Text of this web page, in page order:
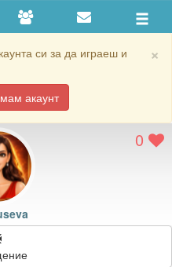
×
си за да играеш и
акаунт
0